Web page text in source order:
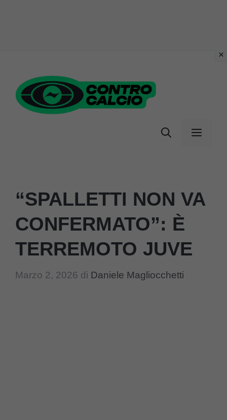
contenuto
Menu
“SPALLETTI NON VA
CONFERMATO”: È
TERREMOTO JUVE
Marzo 2, 2026 di Daniele Magliocchetti